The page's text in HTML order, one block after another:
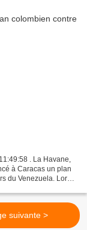
. La Havane,
à Caracas un plan
du Venezuela. Lors
suivante >